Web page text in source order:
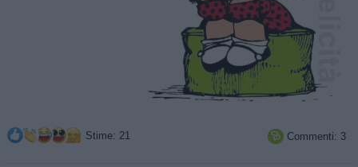
Stime: 21  Commenti: 3